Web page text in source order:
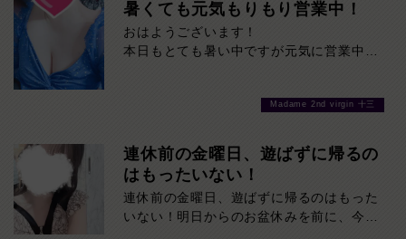
い！ご来店お待ちしております！
暑くても元気もりもり営業中！
おはようございます！
本日もとても暑い中ですが元気に営業中で
Madame 2nd virgin 十三
連休前の金曜日、遊ばずに帰るの
はもったいない！
連休前の金曜日、遊ばずに帰るのはもった
いない！明日からのお盆休みを前に、今夜